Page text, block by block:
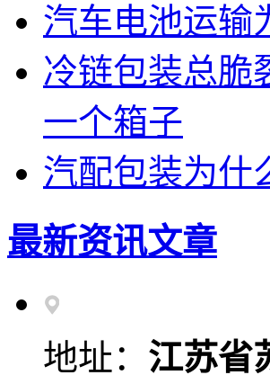
汽车电池运输
冷链包装总脆
一个箱子
汽配包装为什
最新资讯文章
地址： 江苏省